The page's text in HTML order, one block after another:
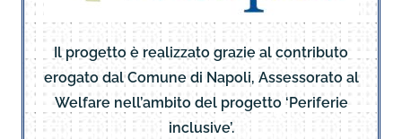
Il progetto è realizzato grazie al contributo
erogato dal Comune di Napoli, Assessorato al
Welfare nell’ambito del progetto ‘Periferie
inclusive’.